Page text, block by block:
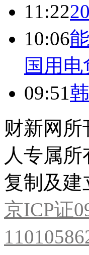
11:22
10:06
国用
09:51
财新网
人专属
复制及建
京ICP证